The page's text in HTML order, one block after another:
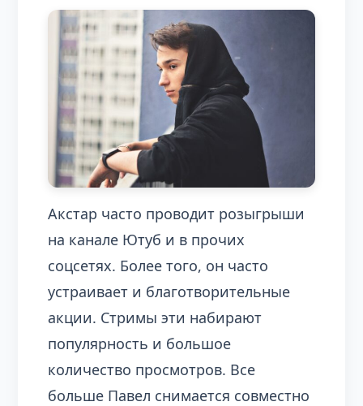
Акстар часто проводит розыгрыши
на канале Ютуб и в прочих
соцсетях. Более того, он часто
устраивает и благотворительные
акции. Стримы эти набирают
популярность и большое
количество просмотров. Все
больше Павел снимается совместно